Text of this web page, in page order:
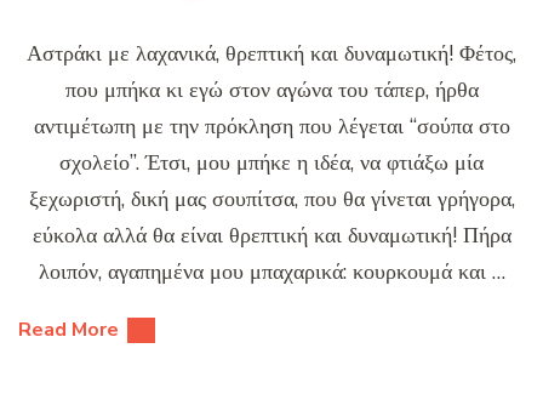
Αστράκι με λαχανικά, θρεπτική και δυναμωτική! Φέτος,
που μπήκα κι εγώ στον αγώνα του τάπερ, ήρθα
αντιμέτωπη με την πρόκληση που λέγεται “σούπα στο
σχολείο”. Έτσι, μου μπήκε η ιδέα, να φτιάξω μία
ξεχωριστή, δική μας σουπίτσα, που θα γίνεται γρήγορα,
εύκολα αλλά θα είναι θρεπτική και δυναμωτική! Πήρα
λοιπόν, αγαπημένα μου μπαχαρικά: κουρκουμά και …
Read More